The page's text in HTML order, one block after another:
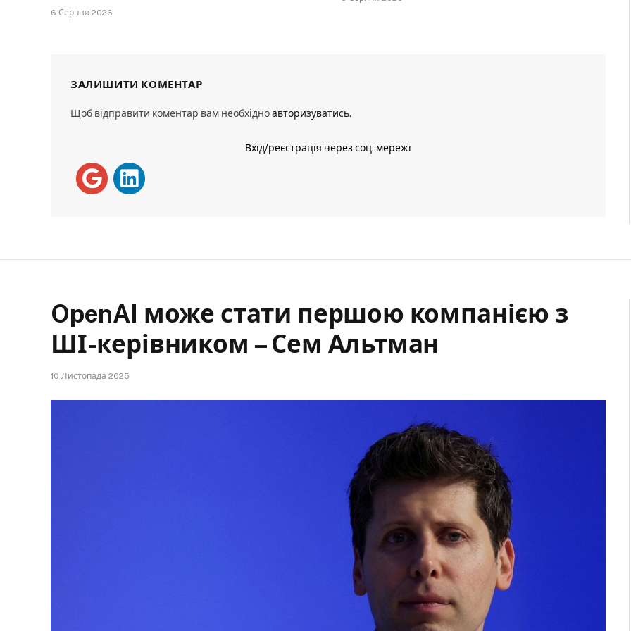
6 Серпня 2026
ЗАЛИШИТИ КОМЕНТАР
Щоб відправити коментар вам необхідноавторизуватись.
Вхід/реєстрація через соц. мережі
OpenAI може стати першою компанією з
ШІ-керівником – Сем Альтман
10 Листопада 2025